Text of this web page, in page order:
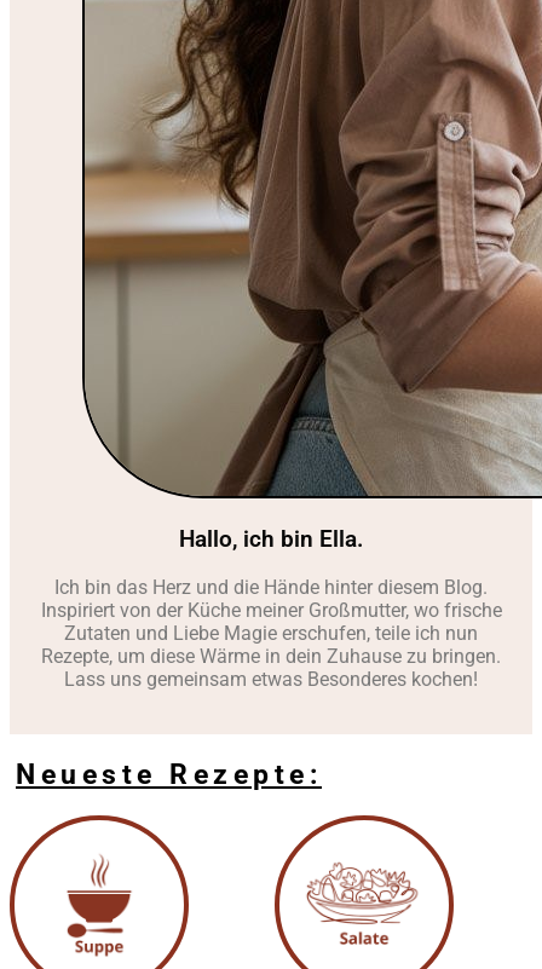
Hallo, ich bin Ella.
Ich bin das Herz und die Hände hinter diesem Blog.
Inspiriert von der Küche meiner Großmutter, wo frische
Zutaten und Liebe Magie erschufen, teile ich nun
Rezepte, um diese Wärme in dein Zuhause zu bringen.
Lass uns gemeinsam etwas Besonderes kochen!
Neueste Rezepte: